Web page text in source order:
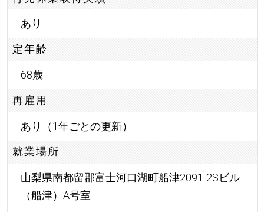
あり
定年齢
68歳
再雇用
あり（1年ごとの更新）
就業場所
山梨県南都留郡富士河口湖町船津2091-2Sビル
（船津）A号室